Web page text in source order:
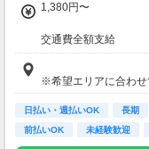
1,380円〜
交通費全額支給
即払い制度有
※希望エリアに合わせ
日払い・週払いOK 長期
前払いOK
未経験歓迎